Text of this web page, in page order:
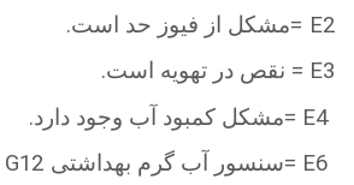
= E2مشکل از فیوز حد است.
E3
= نقص در تهویه است.
E4
=مشکل کمبود آب وجود دارد.
E6
=سنسور آب گرم بهداشتی G12